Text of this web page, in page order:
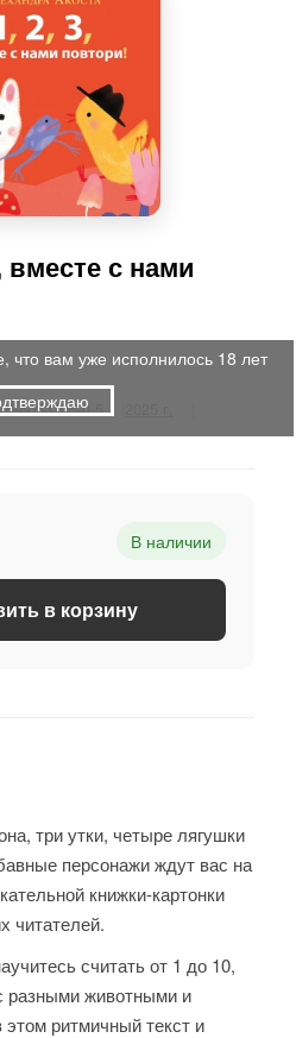
вместе с нами
5-6053705-0-5
В наличии
в корзину
три утки, четыре лягушки
персонажи ждут вас на
книжки-картонки
читателей.
считать от 1 до 10,
разными животными и
ритмичный текст и
что вам уже исполнилось 18 лет